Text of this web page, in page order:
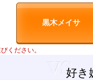
ください。
好き